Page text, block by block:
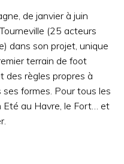
de janvier à juin
(25 acteurs
dans son projet, unique
terrain de foot
des règles propres à
formes. Pour tous les
Eté au Havre, le Fort… et